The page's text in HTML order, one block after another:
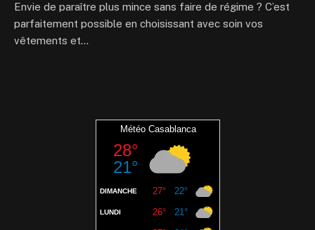
Envie de paraître plus mince sans faire de régime ? C’est
parfaitement possible en choisissant avec soin vos
vêtements et…